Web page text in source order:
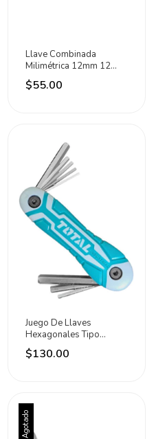
Llave Combinada
Milimétrica 12mm 12
Puntas Pretul
$55.00
Juego De Llaves
Hexagonales Tipo
Navaja 8 Llaves Total
$130.00
Agotado